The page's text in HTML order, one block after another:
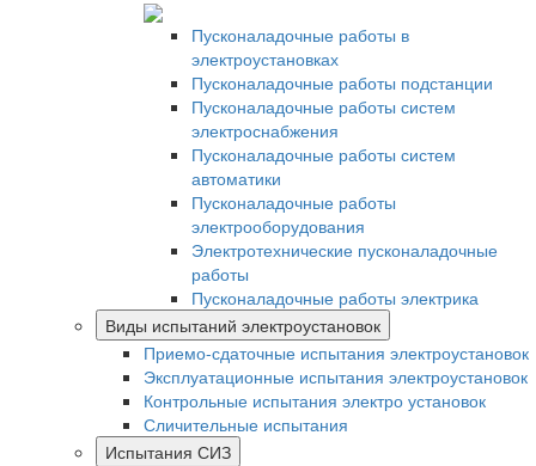
Пусконаладочные работы в
электроустановках
Пусконаладочные работы подстанции
Пусконаладочные работы систем
электроснабжения
Пусконаладочные работы систем
автоматики
Пусконаладочные работы
электрооборудования
Электротехнические пусконаладочные
работы
Пусконаладочные работы электрика
Виды испытаний электроустановок
Приемо-сдаточные испытания электроустановок
Эксплуатационные испытания электроустановок
Контрольные испытания электро установок
Сличительные испытания
Испытания СИЗ